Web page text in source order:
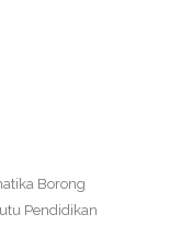
Borong
Pendidikan